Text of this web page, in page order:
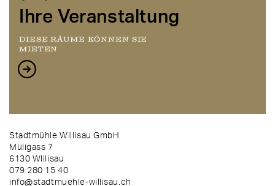
Ihre Veranstaltung
DIESE RÄUME KÖNNEN SIE
MIETEN
Stadtmühle Willisau GmbH
Müligass 7
6130 WIllisau
079 280 15 40